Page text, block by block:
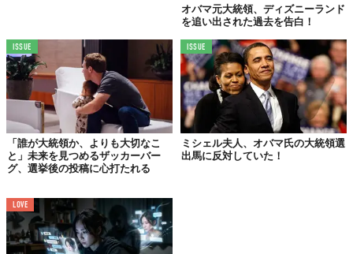
オバマ元大統領、ディズニーランド
を追い出された過去を告白！
ISSUE
「誰が大統領か、よりも大切なこ
と」未来を見つめるザッカーバー
グ、選挙後の投稿に心打たれる
ISSUE
ミシェル夫人、オバマ氏の大統領選
出馬に反対していた！
LOVE